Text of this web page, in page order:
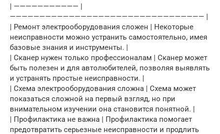
| ——————————— |
————————————————————————————————— |
| Ремонт электрооборудования сложен | Некоторые
неисправности можно устранить самостоятельно, имея
базовые знания и инструменты. |
| Сканер нужен только профессионалам | Сканер может
быть полезен и для автолюбителей, позволяя выявлять
и устранять простые неисправности. |
| Схема электрооборудования сложна | Схема может
показаться сложной на первый взгляд, но при
внимательном изучении она становится понятной. |
| Профилактика не важна | Профилактика помогает
предотвратить серьезные неисправности и продлить